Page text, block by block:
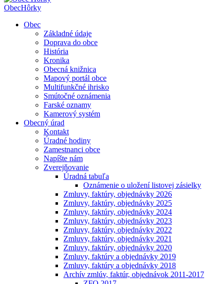
ObecHôrky
Obec
Základné údaje
Doprava do obce
História
Kronika
Obecná knižnica
Mapový portál obce
Multifunkčné ihrisko
Smútočné oznámenia
Farské oznamy
Kamerový systém
Obecný úrad
Kontakt
Úradné hodiny
Zamestnanci obce
Napíšte nám
Zverejňovanie
Úradná tabuľa
Oznámenie o uložení listovej zásielky
Zmluvy, faktúry, objednávky 2026
Zmluvy, faktúry, objednávky 2025
Zmluvy, faktúry, objednávky 2024
Zmluvy, faktúry, objednávky 2023
Zmluvy, faktúry, objednávky 2022
Zmluvy, faktúry, objednávky 2021
Zmluvy, faktúry, objednávky 2020
Zmluvy, faktúry a objednávky 2019
Zmluvy, faktúry a objednávky 2018
Archív zmlúv, faktúr, objednávok 2011-2017